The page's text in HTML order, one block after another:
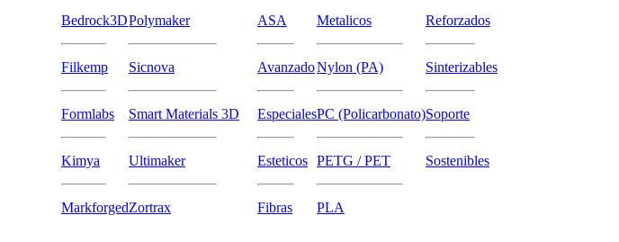
Bedrock3D
Filkemp
Formlabs
Kimya
Markforged
Polymaker
Sicnova
Smart Materials 3D
Ultimaker
Zortrax
ASA
Avanzado
Especiales
Esteticos
Fibras
Metalicos
Nylon (PA)
PC (Policarbonato)
PETG / PET
PLA
Reforzados
Sinterizables
Soporte
Sostenibles